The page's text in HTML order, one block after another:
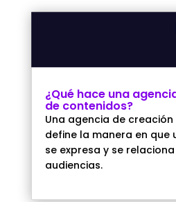
¿Qué hace una
de contenidos?
Una agencia de
define la manera en que
se expresa y se
audiencias.